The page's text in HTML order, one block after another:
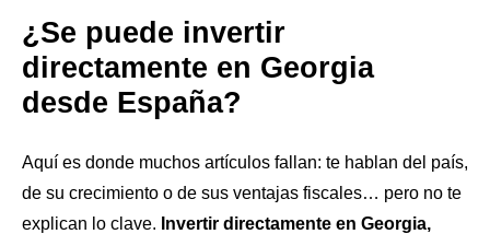
¿Se puede invertir
directamente en Georgia
desde España?
Aquí es donde muchos artículos fallan: te hablan del país,
de su crecimiento o de sus ventajas fiscales… pero no te
explican lo clave. Invertir directamente en Georgia,